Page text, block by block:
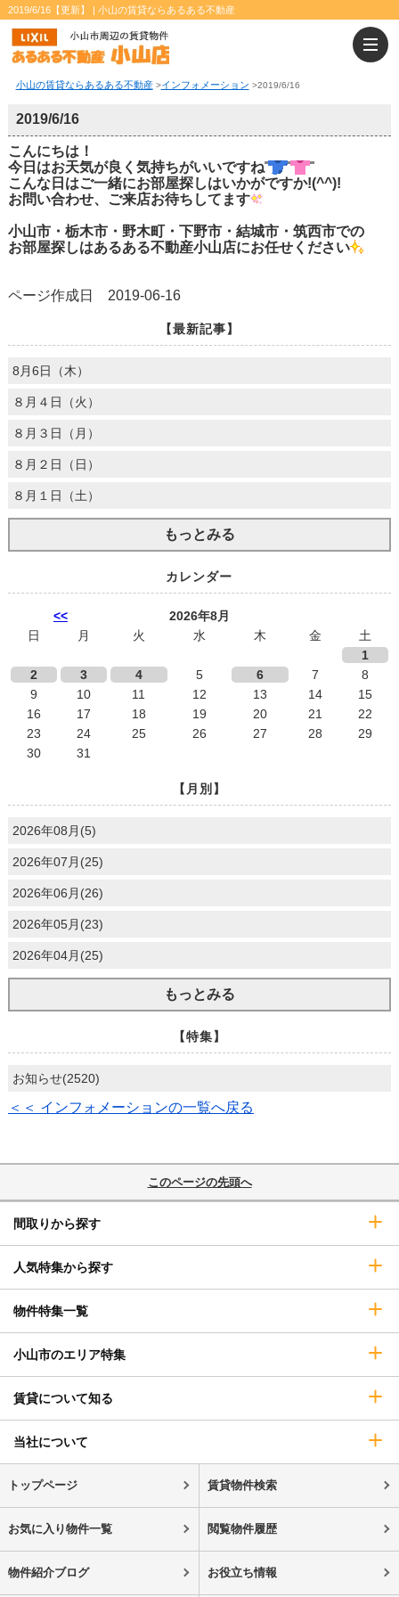
2019/6/16【更新】 | 小山の賃貸ならあるある不動産
小山の賃貸ならあるある不動産>インフォメーション >2019/6/16
2019/6/16
こんにちは！
今日はお天気が良く気持ちがいいですね
こんな日はご一緒にお部屋探しはいかがですか!(^^)!
お問い合わせ、ご来店お待ちしてます
小山市・栃木市・野木町・下野市・結城市・筑西市での
お部屋探しはあるある不動産小山店にお任せください
ページ作成日 2019-06-16
【最新記事】
8月6日（木）
８月４日（火）
８月３日（月）
８月２日（日）
８月１日（土）
もっとみる
カレンダー
<<
2026年8月
日
月 火 水 木 金
土
1
2
3 4 5 6 7
8
9
10 11 12 13 14
15
16
17 18 19 20 21
22
23
24 25 26 27 28
29
30
31
【月別】
2026年08月(5)
2026年07月(25)
2026年06月(26)
2026年05月(23)
2026年04月(25)
もっとみる
【特集】
お知らせ(2520)
＜＜ インフォメーションの一覧へ戻る
このページの先頭へ
間取りから探す
人気特集から探す
物件特集一覧
小山市のエリア特集
賃貸について知る
当社について
トップページ 賃貸物件検索
お気に入り物件一覧 閲覧物件履歴
物件紹介ブログ お役立ち情報